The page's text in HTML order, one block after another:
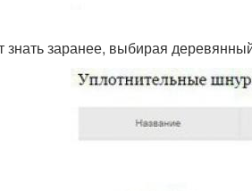
знать заранее, выбирая